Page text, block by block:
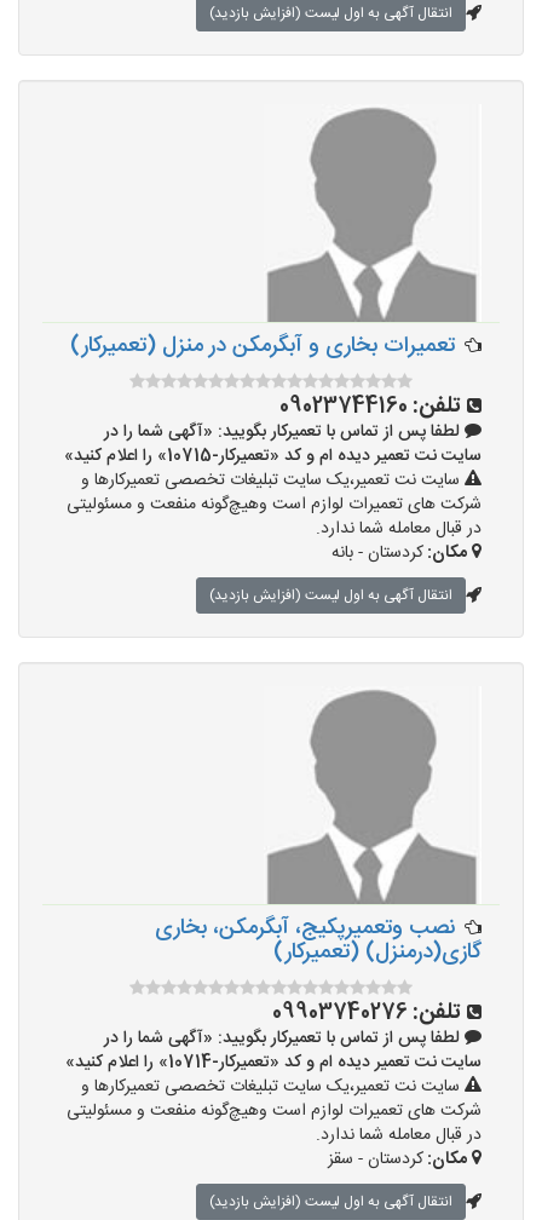
انتقال آگهی به اول لیست (افزایش بازدید)
تعمیرات بخاری و آبگرمکن در منزل (تعمیرکار)
تلفن: 09023744160
لطفا پس از تماس با تعمیرکار بگویید: «آگهی شما را در
سایت نت تعمیر دیده ام و کد «تعمیرکار-10715» را اعلام کنید»
سایت نت تعمیر،یک سایت تبلیغات تخصصی تعمیرکارها و
شرکت های تعمیرات لوازم است وهیچ‌گونه منفعت و مسئولیتی
در قبال معامله شما ندارد.
مکان:کردستان - بانه
انتقال آگهی به اول لیست (افزایش بازدید)
نصب وتعمیرپکیج، آبگرمکن، بخاری
گازی(درمنزل) (تعمیرکار)
تلفن: 09903740276
لطفا پس از تماس با تعمیرکار بگویید: «آگهی شما را در
سایت نت تعمیر دیده ام و کد «تعمیرکار-10714» را اعلام کنید»
سایت نت تعمیر،یک سایت تبلیغات تخصصی تعمیرکارها و
شرکت های تعمیرات لوازم است وهیچ‌گونه منفعت و مسئولیتی
در قبال معامله شما ندارد.
مکان:کردستان - سقز
انتقال آگهی به اول لیست (افزایش بازدید)